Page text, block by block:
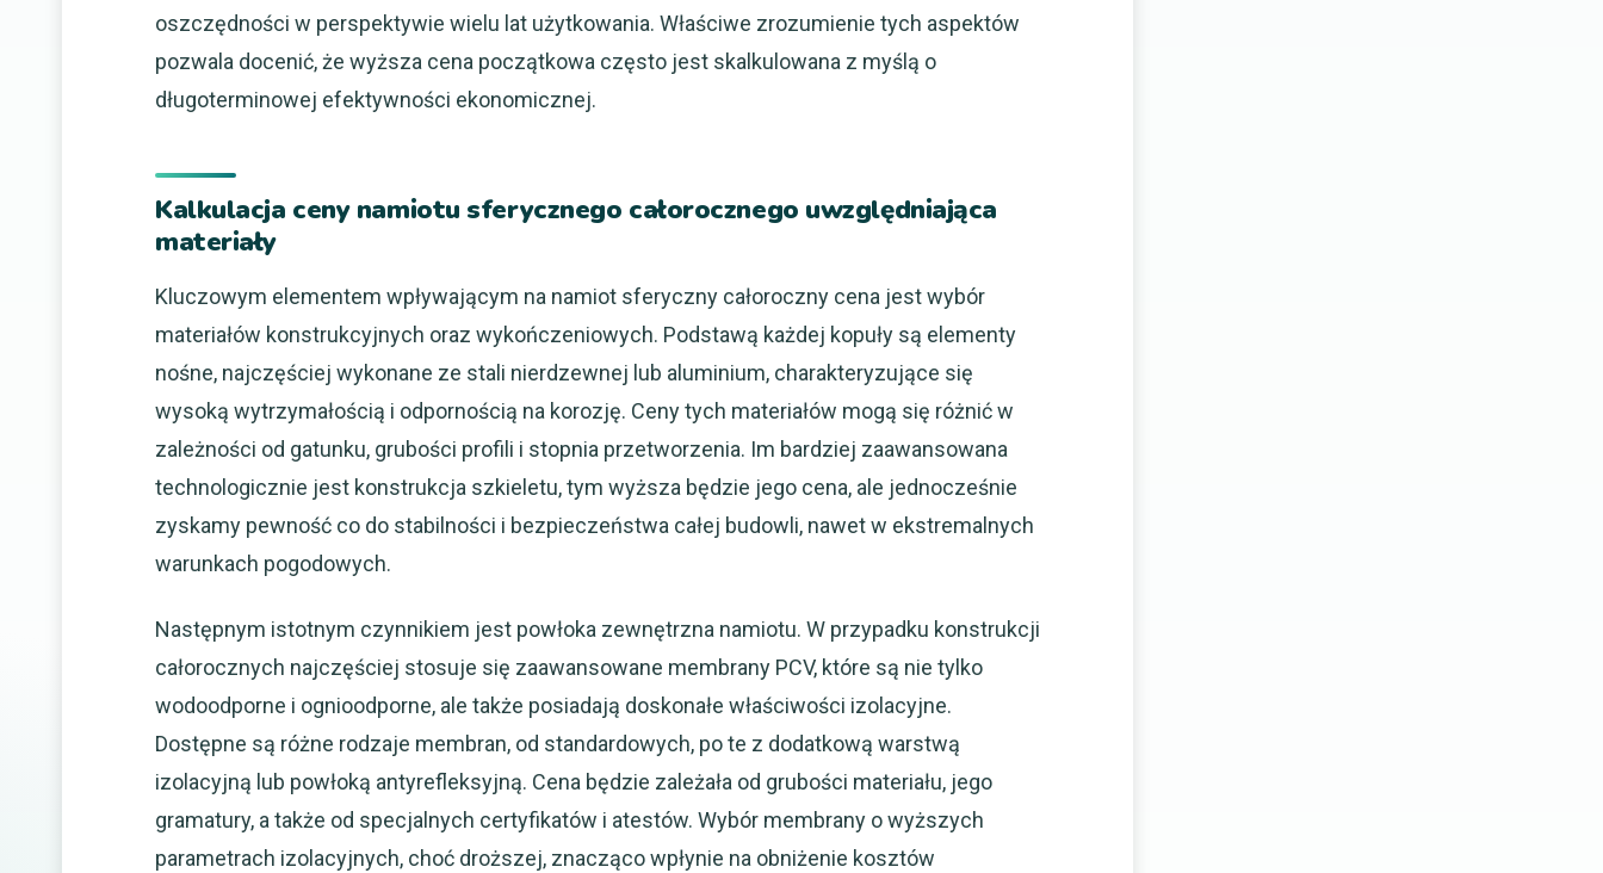
oszczędności w perspektywie wielu lat użytkowania. Właściwe zrozumienie tych aspektów
pozwala docenić, że wyższa cena początkowa często jest skalkulowana z myślą o
długoterminowej efektywności ekonomicznej.
Kalkulacja ceny namiotu sferycznego całorocznego uwzględniająca
materiały
Kluczowym elementem wpływającym na namiot sferyczny całoroczny cena jest wybór
materiałów konstrukcyjnych oraz wykończeniowych. Podstawą każdej kopuły są elementy
nośne, najczęściej wykonane ze stali nierdzewnej lub aluminium, charakteryzujące się
wysoką wytrzymałością i odpornością na korozję. Ceny tych materiałów mogą się różnić w
zależności od gatunku, grubości profili i stopnia przetworzenia. Im bardziej zaawansowana
technologicznie jest konstrukcja szkieletu, tym wyższa będzie jego cena, ale jednocześnie
zyskamy pewność co do stabilności i bezpieczeństwa całej budowli, nawet w ekstremalnych
warunkach pogodowych.
Następnym istotnym czynnikiem jest powłoka zewnętrzna namiotu. W przypadku konstrukcji
całorocznych najczęściej stosuje się zaawansowane membrany PCV, które są nie tylko
wodoodporne i ognioodporne, ale także posiadają doskonałe właściwości izolacyjne.
Dostępne są różne rodzaje membran, od standardowych, po te z dodatkową warstwą
izolacyjną lub powłoką antyrefleksyjną. Cena będzie zależała od grubości materiału, jego
gramatury, a także od specjalnych certyfikatów i atestów. Wybór membrany o wyższych
parametrach izolacyjnych, choć droższej, znacząco wpłynie na obniżenie kosztów